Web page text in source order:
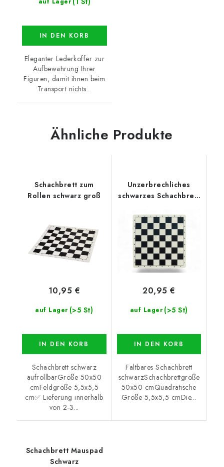
IN DEN KORB
Eleganter Lederkoffer zur
Aufbewahrung Ihrer
Figuren, damit ihnen beim
Transport nichts...
Ähnliche Produkte
Schachbrett zum
Rollen schwarz groß
auf Lager (>5 St)
10,95 €
IN DEN KORB
Schachbrett schwarz
aufrollbarGröße 50x50
cmFeldgröße 5,5x5,5
cm✅ Lieferung innerhalb
von 2-3...
Unzerbrechliches
schwarzes Schachbrett
auf Lager (>5 St)
20,95 €
IN DEN KORB
Faltbares Schachbrett
schwarzSchachbrettgröße
50x50 cmQuadratische
Größe 5,5x5,5 cmDie...
Schachbrett Mauspad
Schwarz